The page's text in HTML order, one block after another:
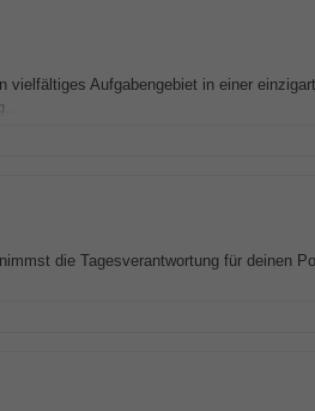
vielfältiges Aufgabengebiet in einer
die Tagesverantwortung für deinen